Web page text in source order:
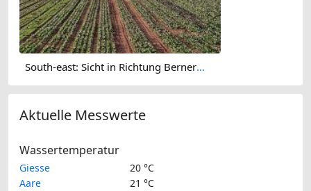
South-east: Sicht in Richtung Berner Oberland
Aktuelle Messwerte
Wassertemperatur
Giesse
20 °C
Aare
21 °C